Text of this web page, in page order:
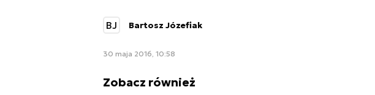
BJ Bartosz Józefiak
30 maja 2016, 10:58
Zobacz również